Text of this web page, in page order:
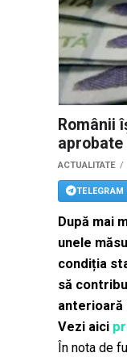
Românii
aprobate
ACTUALITATE
TELEGRAM
După mai
unele
condiția
să
anterioară
Vezi aici
În nota de